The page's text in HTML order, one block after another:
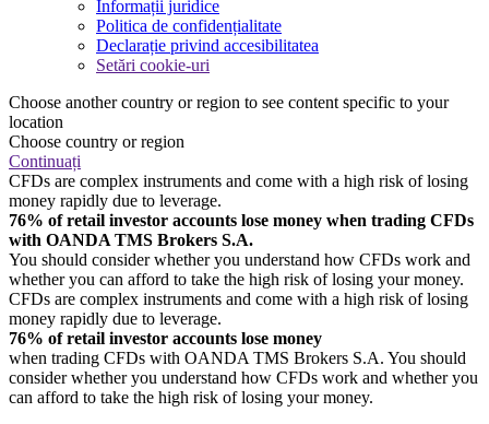
Informații juridice
Politica de confidențialitate
Declarație privind accesibilitatea
Setări cookie-uri
Choose another country or region to see content specific to your
location
Choose country or region
Continuați
CFDs are complex instruments and come with a high risk of losing
money rapidly due to leverage.
76% of retail investor accounts lose money when trading CFDs
with OANDA TMS Brokers S.A.
You should consider whether you understand how CFDs work and
whether you can afford to take the high risk of losing your money.
CFDs are complex instruments and come with a high risk of losing
money rapidly due to leverage.
76% of retail investor accounts lose money
when trading CFDs with OANDA TMS Brokers S.A. You should
consider whether you understand how CFDs work and whether you
can afford to take the high risk of losing your money.